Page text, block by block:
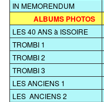
IN MEMORENDUM
ALBUMS PHOTOS
LES 40 ANS à ISSOIRE
TROMBI 1
TROMBI 2
TROMBI 3
LES ANCIENS 1
LES ANCIENS 2